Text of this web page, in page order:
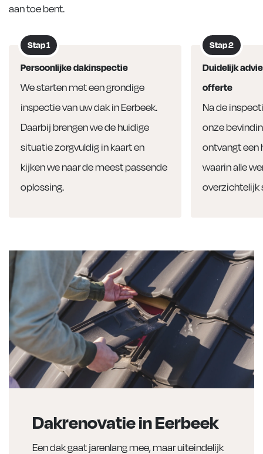
aan toe bent.
Stap 1
Persoonlijke dakinspectie
We starten met een grondige
inspectie van uw dak in Eerbeek.
Daarbij brengen we de huidige
situatie zorgvuldig in kaart en
kijken we naar de meest passende
oplossing.
Stap 2
Duidelijk
offerte
Na de
onze
ontvangt een
waarin alle
overzichtelijk
Dakrenovatie in Eerbeek
Een dak gaat jarenlang mee, maar uiteindelijk